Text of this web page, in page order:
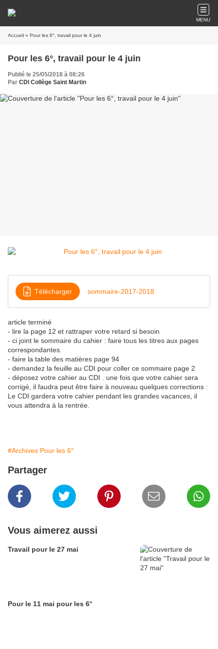
MENU
Accueil » Pour les 6°, travail pour le 4 juin
Pour les 6°, travail pour le 4 juin
Publié le 25/05/2018 à 08:26
Par CDI Collège Saint Martin
Télécharger sommaire-2017-2018
article terminé
- lire la page 12 et rattraper votre retard si besoin
- ci joint le sommaire du cahier : faire tous les titres aux pages
correspondantes.
- faire la table des matières page 94
- demandez la feuille au CDI pour coller ce sommaire page 2
- déposez votre cahier au CDI . une fois que votre cahier sera
corrigé, il faudra peut être faire à nouveau quelques corrections :
Le CDI gardera votre cahier pendant les grandes vacances, il
vous attendra à la rentrée.
#Archives Pour les 6°
Partager
Vous aimerez aussi
Travail pour le 27 mai
Pour le 11 mai pour les 6°